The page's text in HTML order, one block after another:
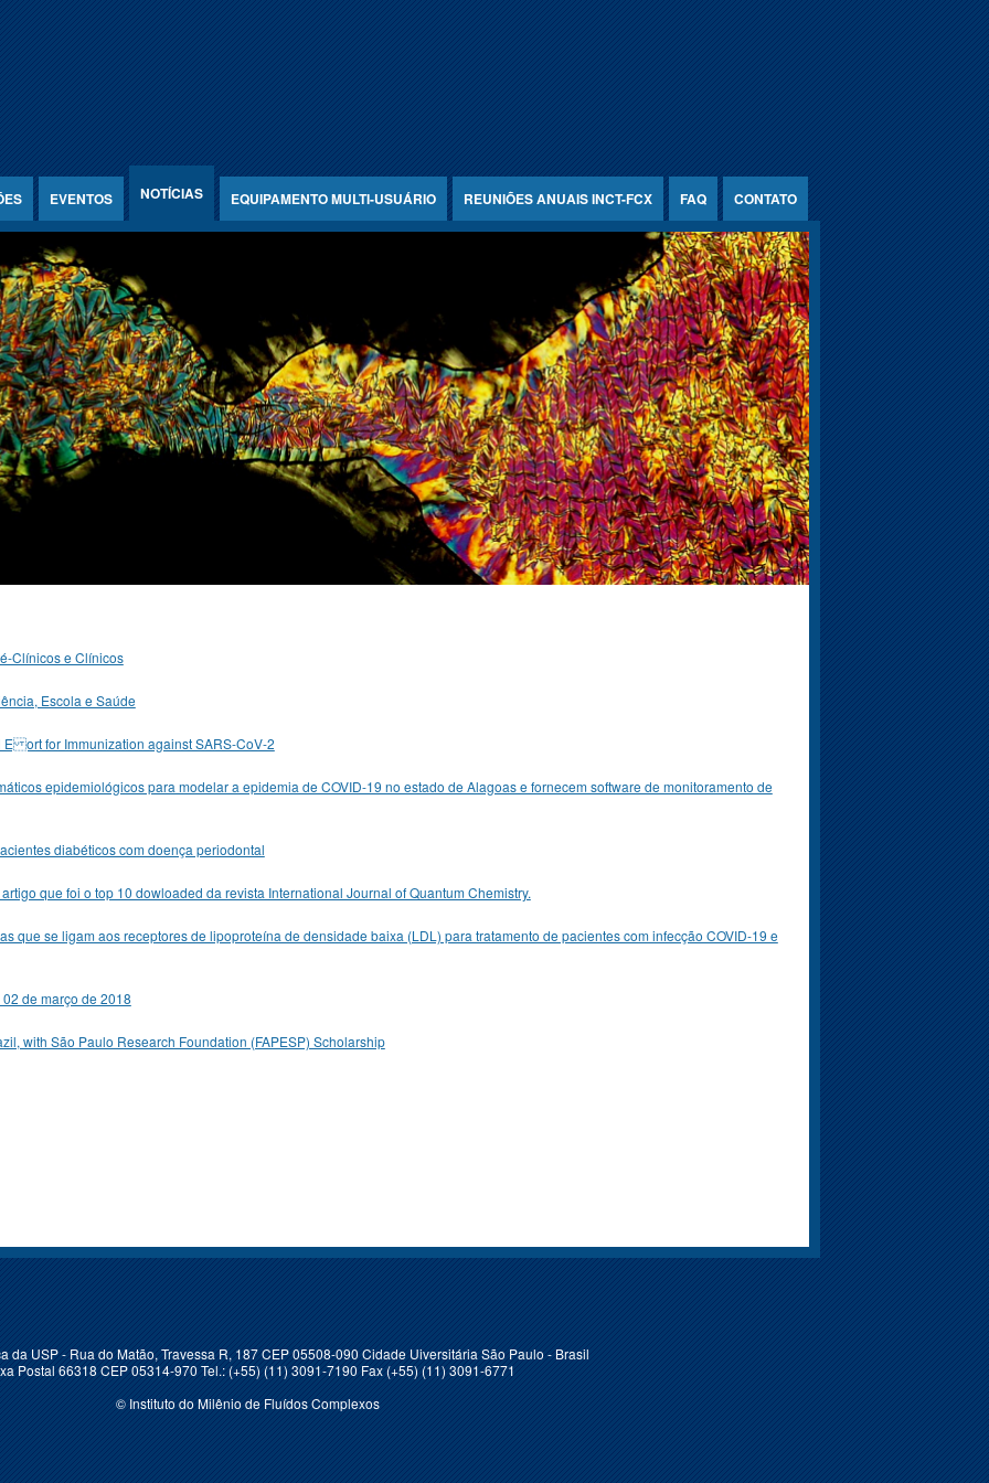
EVENTOS NOTÍCIAS EQUIPAMENTO MULTI-USUÁRIO REUNIÕES ANUAIS INCT-FCX FAQ CONTATO
Clínicos e Clínicos
Escola e Saúde
ort for Immunization against SARS-CoV-2
epidemiológicos para modelar a epidemia de COVID-19 no estado de Alagoas e fornecem software de monitoramento de
diabéticos com doença periodontal
que foi o top 10 dowloaded da revista International Journal of Quantum Chemistry.
que se ligam aos receptores de lipoproteína de densidade baixa (LDL) para tratamento de pacientes com infecção COVID-19 e
de março de 2018
with São Paulo Research Foundation (FAPESP) Scholarship
da USP - Rua do Matão, Travessa R, 187 CEP 05508-090 Cidade Uiversitária São Paulo - Brasil
Postal 66318 CEP 05314-970 Tel.: (+55) (11) 3091-7190 Fax (+55) (11) 3091-6771
© Instituto do Milênio de Fluídos Complexos